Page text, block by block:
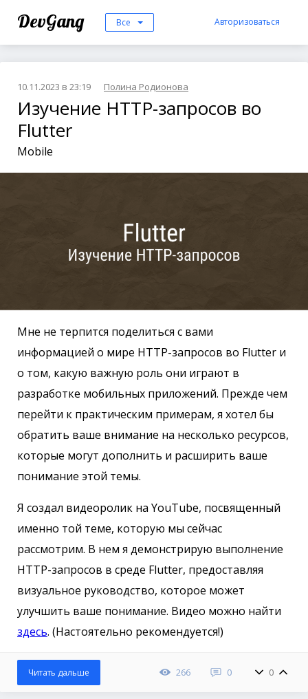
DevGang Все Авторизоваться
10.11.2023 в 23:19 Полина Родионова
Изучение HTTP-запросов во
Flutter
Mobile
Мне не терпится поделиться с вами
информацией о мире HTTP-запросов во Flutter и
о том, какую важную роль они играют в
разработке мобильных приложений. Прежде чем
перейти к практическим примерам, я хотел бы
обратить ваше внимание на несколько ресурсов,
которые могут дополнить и расширить ваше
понимание этой темы.
Я создал видеоролик на YouTube, посвященный
именно той теме, которую мы сейчас
рассмотрим. В нем я демонстрирую выполнение
HTTP-запросов в среде Flutter, предоставляя
визуальное руководство, которое может
улучшить ваше понимание. Видео можно найти
здесь. (Настоятельно рекомендуется!)
266 0 0
Читать дальше